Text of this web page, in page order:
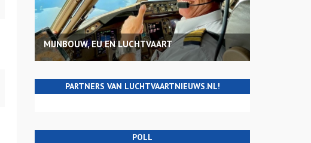
MIJNBOUW, EU EN LUCHTVAART
PARTNERS VAN LUCHTVAARTNIEUWS.NL!
POLL